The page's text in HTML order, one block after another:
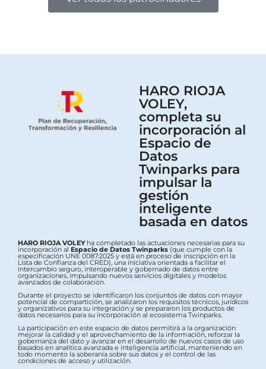
HARO RIOJA
VOLEY,
completa su
incorporación al
Espacio de
Datos
Twinparks para
impulsar la
gestión
inteligente
basada en datos
HARO RIOJA VOLEYha completado las actuaciones necesarias para su
incorporación al Espacio de Datos Twinparks (que cumple con la
especificación UNE 0087:2025 y está en proceso de inscripción en la
Lista de Confianza del CRED), una iniciativa orientada a facilitar el
intercambio seguro, interoperable y gobernado de datos entre
organizaciones, impulsando nuevos servicios digitales y modelos
avanzados de colaboración.
Durante el proyecto se identificaron los conjuntos de datos con mayor
potencial de compartición, se analizaron los requisitos técnicos, jurídicos
y organizativos para su integración y se prepararon los productos de
datos necesarios para su incorporación al ecosistema Twinparks.
La participación en este espacio de datos permitirá a la organización
mejorar la calidad y el aprovechamiento de la información, reforzar la
gobernanza del dato y avanzar en el desarrollo de nuevos casos de uso
basados en analítica avanzada e inteligencia artificial, manteniendo en
todo momento la soberanía sobre sus datos y el control de las
condiciones de acceso y utilización.